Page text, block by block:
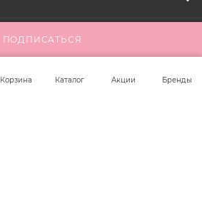
ПОДПИСАТЬСЯ
Корзина Каталог Акции Бренды